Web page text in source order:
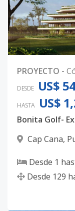
PROYECTO -
DESDE US$
HASTA US$
Cap Cana,
Desde 1
Desde 129